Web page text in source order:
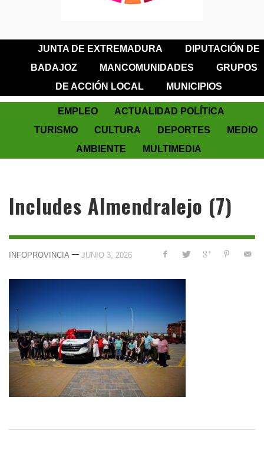
JUNTA DE EXTREMADURA
DIPUTACIÓN DE
BADAJOZ
MANCOMUNIDADES
GRUPOS
DE ACCIÓN LOCAL
MUNICIPIOS
EMPLEO
ACTUALIDAD POLÍTICA
TURISMO
CULTURA DEPORTES
MEDIO
AMBIENTE
MULTIMEDIA
Includes Almendralejo (7)
INFOPROVINCIA — JUNIO 3, 2026